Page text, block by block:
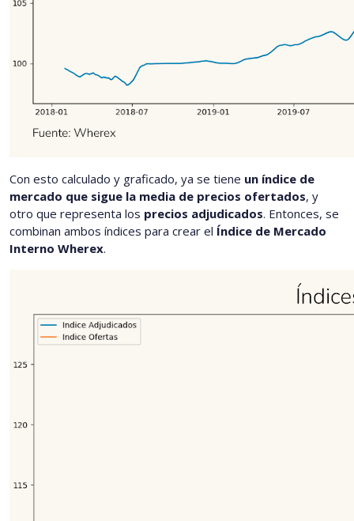
Con esto calculado y graficado, ya se tiene un índice de
mercado que sigue la media de precios ofertados, y
otro que representa los precios adjudicados. Entonces, se
combinan ambos índices para crear el Índice de Mercado
Interno Wherex.